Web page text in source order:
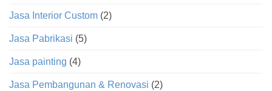
Jasa Interior Custom (2)
Jasa Pabrikasi (5)
Jasa painting (4)
Jasa Pembangunan & Renovasi (2)